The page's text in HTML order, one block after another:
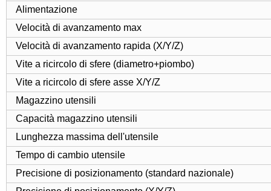
Alimentazione
Velocità di avanzamento max
Velocità di avanzamento rapida (X/Y/Z)
Vite a ricircolo di sfere (diametro+piombo)
Vite a ricircolo di sfere asse X/Y/Z
Magazzino utensili
Capacità magazzino utensili
Lunghezza massima dell'utensile
Tempo di cambio utensile
Precisione di posizionamento (standard nazionale)